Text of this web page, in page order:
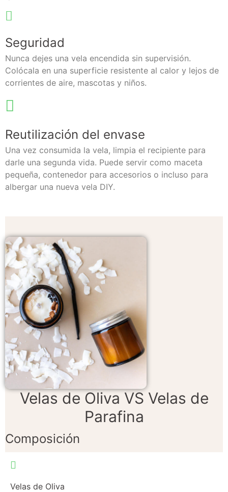
Seguridad
Nunca dejes una vela encendida sin supervisión.
Colócala en una superficie resistente al calor y lejos de
corrientes de aire, mascotas y niños.
Reutilización del envase
Una vez consumida la vela, limpia el recipiente para
darle una segunda vida. Puede servir como maceta
pequeña, contenedor para accesorios o incluso para
albergar una nueva vela DIY.
Velas de Oliva VS Velas de
Parafina
Composición
Velas de Oliva